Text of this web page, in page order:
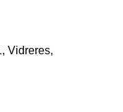
Vidreres,